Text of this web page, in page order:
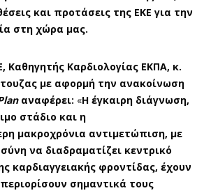
και προτάσεις της ΕΚΕ για την
στη χώρα μας.
Καθηγητής Καρδιολογίας ΕΚΠΑ, κ.
με αφορμή την ανακοίνωση
αναφέρει: «Η έγκαιρη διάγνωση,
στάδιο και η
μακροχρόνια αντιμετώπιση, με
να διαδραματίζει κεντρικό
καρδιαγγειακής φροντίδας, έχουν
σημαντικά τους